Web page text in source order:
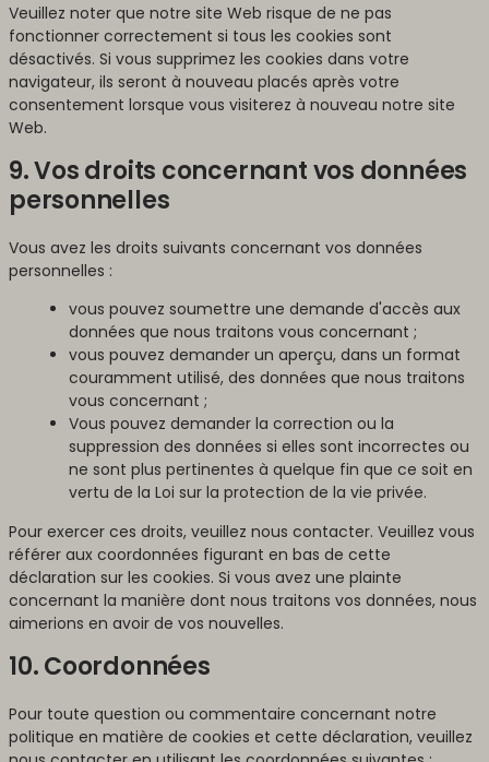
Veuillez noter que notre site Web risque de ne pas
fonctionner correctement si tous les cookies sont
désactivés. Si vous supprimez les cookies dans votre
navigateur, ils seront à nouveau placés après votre
consentement lorsque vous visiterez à nouveau notre site
Web.
9. Vos droits concernant vos données
personnelles
Vous avez les droits suivants concernant vos données
personnelles :
vous pouvez soumettre une demande d'accès aux
données que nous traitons vous concernant ;
vous pouvez demander un aperçu, dans un format
couramment utilisé, des données que nous traitons
vous concernant ;
Vous pouvez demander la correction ou la
suppression des données si elles sont incorrectes ou
ne sont plus pertinentes à quelque fin que ce soit en
vertu de la Loi sur la protection de la vie privée.
Pour exercer ces droits, veuillez nous contacter. Veuillez vous
référer aux coordonnées figurant en bas de cette
déclaration sur les cookies. Si vous avez une plainte
concernant la manière dont nous traitons vos données, nous
aimerions en avoir de vos nouvelles.
10. Coordonnées
Pour toute question ou commentaire concernant notre
politique en matière de cookies et cette déclaration, veuillez